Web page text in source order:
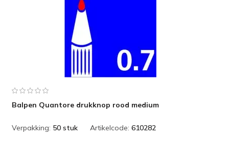
Balpen Quantore drukknop rood medium
Verpakking: 50 stuk Artikelcode: 610282